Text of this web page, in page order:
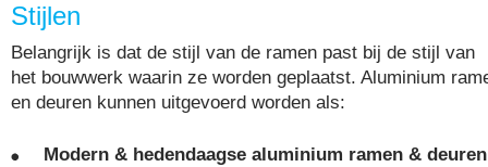
Stijlen
Belangrijk is dat de stijl van de ramen past bij de stijl van
het bouwwerk waarin ze worden geplaatst. Aluminium
en deuren kunnen uitgevoerd worden als:
Modern & hedendaagse aluminium ramen & deuren